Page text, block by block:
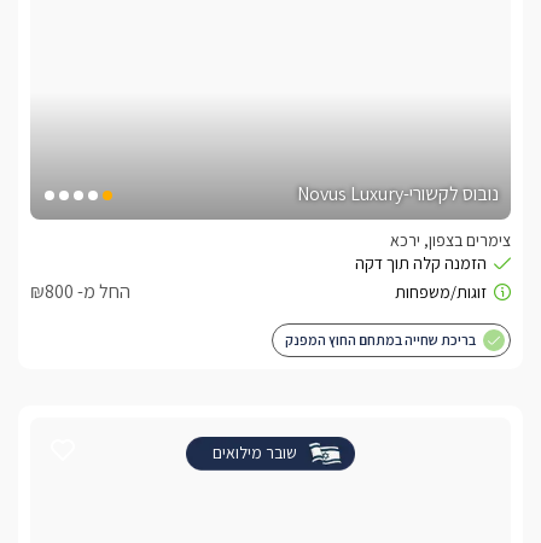
נובוס לקשורי-Novus Luxury
צימרים בצפון, ירכא
החל מ- ₪800
בריכת שחייה במתחם החוץ המפנק
שובר מילואים